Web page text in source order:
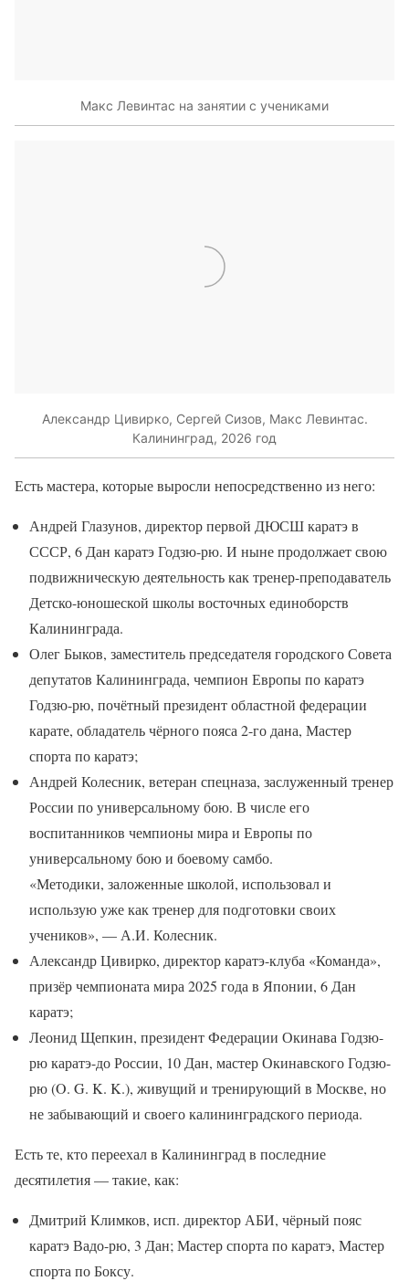
Макс Левинтас на занятии с учениками
Александр Цивирко, Сергей Сизов, Макс Левинтас.
Калининград, 2026 год
Есть мастера, которые выросли непосредственно из него:
Андрей Глазунов, директор первой ДЮСШ каратэ в
СССР, 6 Дан каратэ Годзю-рю. И ныне продолжает свою
подвижническую деятельность как тренер-преподаватель
Детско-юношеской школы восточных единоборств
Калининграда.
Олег Быков, заместитель председателя городского Совета
депутатов Калининграда, чемпион Европы по каратэ
Годзю-рю, почётный президент областной федерации
карате, обладатель чёрного пояса 2-го дана, Мастер
спорта по каратэ;
Андрей Колесник, ветеран спецназа, заслуженный тренер
России по универсальному бою. В числе его
воспитанников чемпионы мира и Европы по
универсальному бою и боевому самбо.
«Методики, заложенные школой, использовал и
использую уже как тренер для подготовки своих
учеников», — А.И. Колесник.
Александр Цивирко, директор каратэ-клуба «Команда»,
призёр чемпионата мира 2025 года в Японии, 6 Дан
каратэ;
Леонид Щепкин, президент Федерации Окинава Годзю-
рю каратэ-до России, 10 Дан, мастер Окинавского Годзю-
рю (O. G. K. K.), живущий и тренирующий в Москве, но
не забывающий и своего калининградского периода.
Есть те, кто переехал в Калининград в последние
десятилетия — такие, как:
Дмитрий Климков, исп. директор АБИ, чёрный пояс
каратэ Вадо-рю, 3 Дан; Мастер спорта по каратэ, Мастер
спорта по Боксу.